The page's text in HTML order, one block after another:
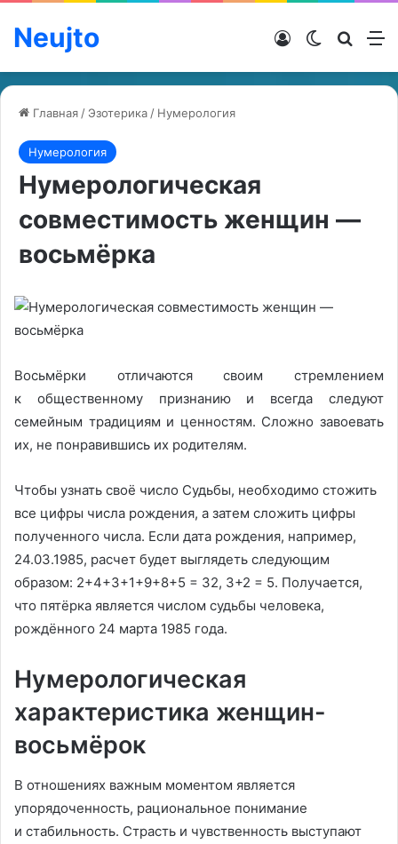
Neujto Switch skin
Войти
Главная / Эзотерика / Нумерология
Нумерология
Нумерологическая
совместимость женщин —
восьмёрка
Восьмёрки отличаются своим стремлением
к общественному признанию и всегда следуют
семейным традициям и ценностям. Сложно завоевать
их, не понравившись их родителям.
Чтобы узнать своё число Судьбы, необходимо стожить
все цифры числа рождения, а затем сложить цифры
полученного числа. Если дата рождения, например,
24.03.1985, расчет будет выглядеть следующим
образом: 2+4+3+1+9+8+5 = 32, 3+2 = 5. Получается,
что пятёрка является числом судьбы человека,
рождённого 24 марта 1985 года.
Нумерологическая
характеристика женщин-
восьмёрок
В отношениях важным моментом является
упорядоченность, рациональное понимание
и стабильность. Страсть и чувственность выступают